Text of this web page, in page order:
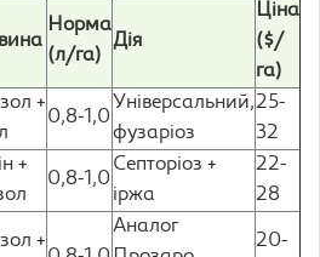
Норма
(л/га)
Дія
Ціна
($/
га)
+
0,8-1,0
Універсальний,
фузаріоз
25-
32
+
0,8-1,0
Септоріоз +
іржа
22-
28
+
Аналог
20-